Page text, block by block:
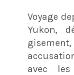
Voyage
Yukon,
avec